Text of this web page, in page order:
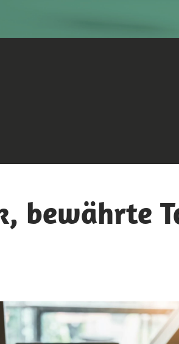
bewährte